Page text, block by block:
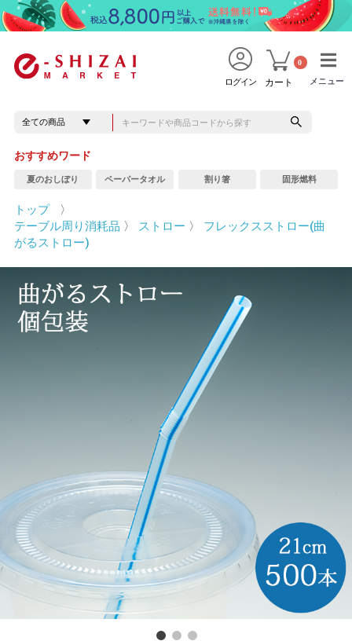
メニュー
メニュー
ログイン カート
0
おすすめワード
夏のおしぼり ペーパータオル 割り箸 固形燃料
トップ
〉
テーブル周り消耗品 〉 ストロー 〉 フレックスストロー(曲
がるストロー)